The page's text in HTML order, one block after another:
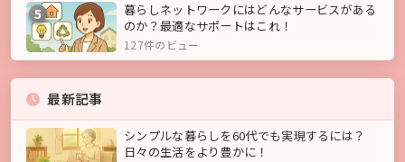
5
暮らしネットワークにはどんなサービスがある
のか？最適なサポートはこれ！
127件のビュー
最新記事
シンプルな暮らしを60代でも実現するには？
日々の生活をより豊かに！